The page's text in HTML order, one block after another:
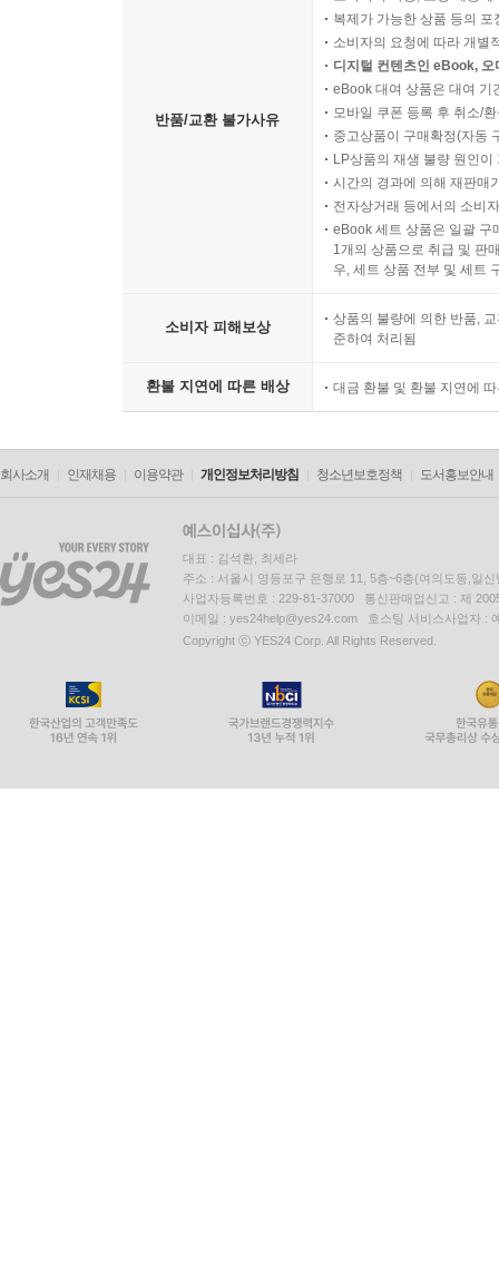
반품/교환 불가사유
복제가 가능한 상품 등의
소비자의 요청에 따라 개별
디지털 컨텐츠인 eBook,
eBook 대여 상품은 대여 기
모바일 쿠폰 등록 후 취소/
중고상품이 구매확정(자동
LP상품의 재생 불량 원인
시간의 경과에 의해 재판매
전자상거래 등에서의 소비
eBook 세트 상품은 일괄 구
1개의 상품으로 취급 및 판
우, 세트 상품 전부 및 세트
소비자 피해보상
상품의 불량에 의한 반품,
준하여 처리됨
환불 지연에 따른 배상 대금 환불 및 환불 지연에
회사소개 인재채용 이용약관 개인정보처리방침 청소년보호정책 도서홍보안내
대표 : 김석환, 최세라
주소 : 서울시 영등포구 은행로 11, 5층~6층(여의도동,일신
사업자등록번호 : 229-81-37000 통신판매업신고 : 제
이메일 : yes24help@yes24.com 호스팅 서비스사업자 :
Copyright ⓒ YES24 Corp. All Rights Reserved.